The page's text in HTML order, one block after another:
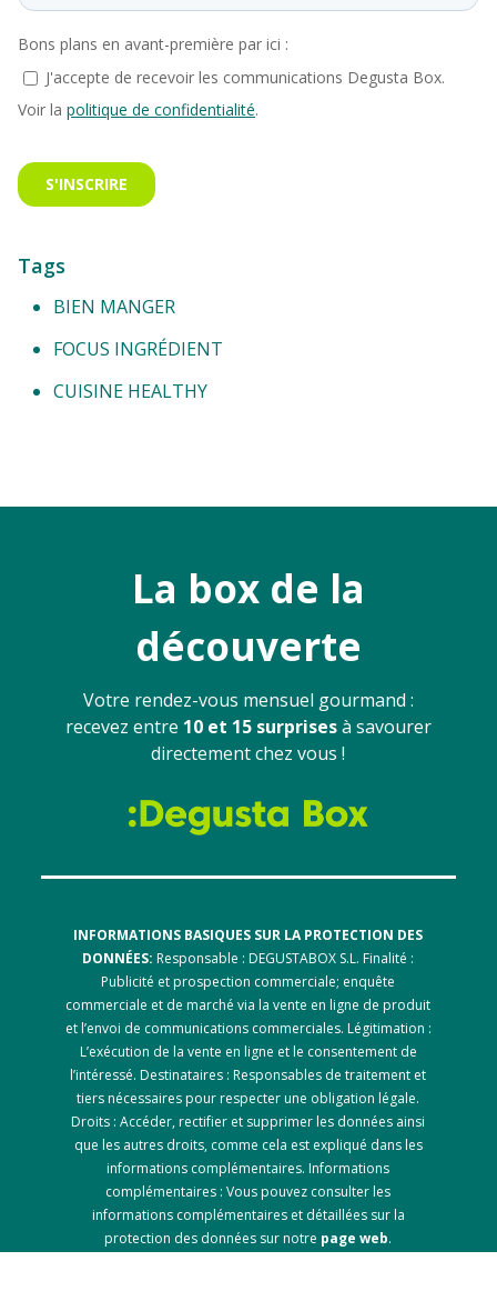
Tags
BIEN MANGER
FOCUS INGRÉDIENT
CUISINE HEALTHY
La box de la
découverte
Votre rendez-vous mensuel gourmand :
recevez entre 10 et 15 surprisesà savourer
directement chez vous !
INFORMATIONS BASIQUES SUR LA PROTECTION DES
DONNÉES: Responsable : DEGUSTABOX S.L. Finalité :
Publicité et prospection commerciale; enquête
commerciale et de marché via la vente en ligne de produit
et l’envoi de communications commerciales. Légitimation :
L’exécution de la vente en ligne et le consentement de
l’intéressé. Destinataires : Responsables de traitement et
tiers nécessaires pour respecter une obligation légale.
Droits : Accéder, rectifier et supprimer les données ainsi
que les autres droits, comme cela est expliqué dans les
informations complémentaires. Informations
complémentaires : Vous pouvez consulter les
informations complémentaires et détaillées sur la
protection des données sur notre page web.